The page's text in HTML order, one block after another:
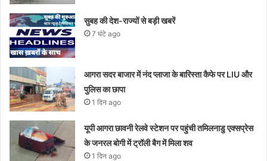
सुबह की देश-राज्यों से बड़ी खबरें
7 घंटे ago
आगरा सदर बाजार में नंद प्लाजा के बारिस्ता कैफे पर LIU और
पुलिस का छापा
1 दिन ago
यूपी आगरा छावनी रेलवे स्टेशन पर पहुंची तमिलनाडु एक्सप्रेस
के जनरल बोगी में ट्रॉली बैग में मिला शव
1 दिन ago